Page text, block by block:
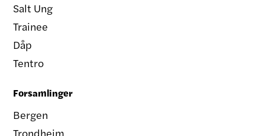
Salt Ung
Trainee
Dåp
Tentro
Forsamlinger
Bergen
Trondheim